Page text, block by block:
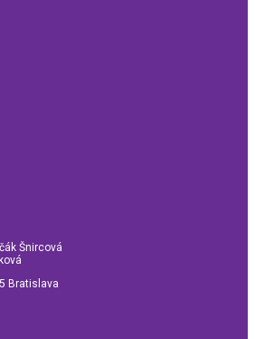
Šnircová
Bratislava